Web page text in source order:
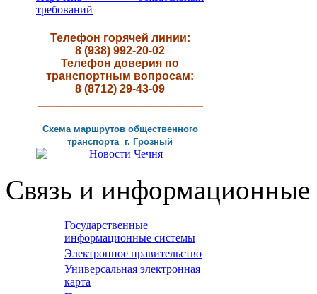
требований
Телефон горячей линии:
8 (938) 992-20-02
Телефон доверия по
транспортным вопросам:
8 (8712) 29-43-09
Схема маршрутов общественного
транспорта г. Грозный
Связь и информационные
Государственные
информационные системы
Электронное правительство
Универсальная электронная
карта